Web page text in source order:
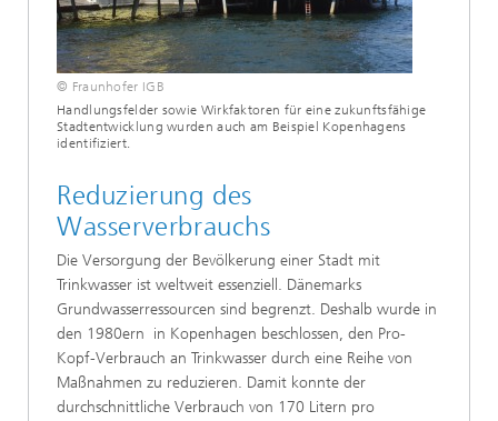
© Fraunhofer IGB
Handlungsfelder sowie Wirkfaktoren für eine zukunftsfähige
Stadtentwicklung wurden auch am Beispiel Kopenhagens
identifiziert.
Reduzierung des
Wasserverbrauchs
Die Versorgung der Bevölkerung einer Stadt mit
Trinkwasser ist weltweit essenziell. Dänemarks
Grundwasserressourcen sind begrenzt. Deshalb wurde in
den 1980ern in Kopenhagen beschlossen, den Pro-
Kopf-Verbrauch an Trinkwasser durch eine Reihe von
Maßnahmen zu reduzieren. Damit konnte der
durchschnittliche Verbrauch von 170 Litern pro